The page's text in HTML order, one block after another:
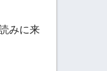
みに来